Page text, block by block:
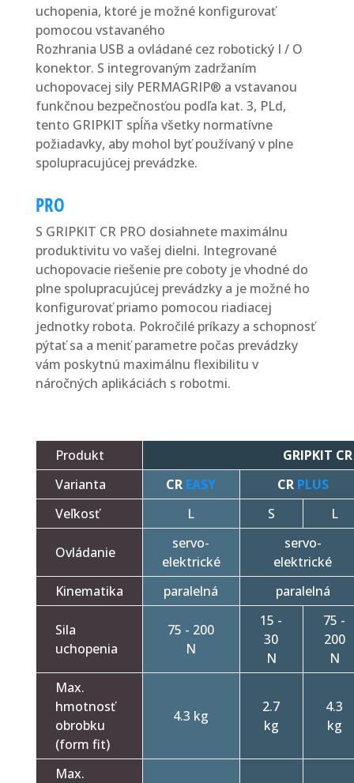
uchopenia, ktoré je možné konfigurovať
pomocou vstavaného
Rozhrania USB a ovládané cez robotický I / O
konektor. S integrovaným zadržaním
uchopovacej sily PERMAGRIP® a vstavanou
funkčnou bezpečnosťou podľa kat. 3, PLd,
tento GRIPKIT spĺňa všetky normatívne
požiadavky, aby mohol byť používaný v plne
spolupracujúcej prevádzke.
PRO
S GRIPKIT CR PRO dosiahnete maximálnu
produktivitu vo vašej dielni. Integrované
uchopovacie riešenie pre coboty je vhodné do
plne spolupracujúcej prevádzky a je možné ho
konfigurovať priamo pomocou riadiacej
jednotky robota. Pokročilé príkazy a schopnosť
pýtať sa a meniť parametre počas prevádzky
vám poskytnú maximálnu flexibilitu v
náročných aplikáciách s robotmi.
Produkt
GRIPKIT CR
Varianta
CR EASY CR PLUS
Veľkosť
L S L
Ovládanie
servo-
elektrické
servo-
elektrické
Kinematika
paralelná paralelná
Sila
uchopenia
75 - 200
N
15 -
30
N
75 -
200
N
Max.
hmotnosť
obrobku
(form fit)
4.3 kg
2.7
kg
4.3
kg
Max.